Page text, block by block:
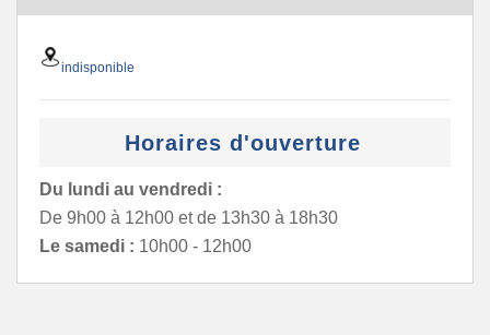
indisponible
Horaires d'ouverture
Du lundi au vendredi :
De 9h00 à 12h00 et de 13h30 à 18h30
Le samedi : 10h00 - 12h00